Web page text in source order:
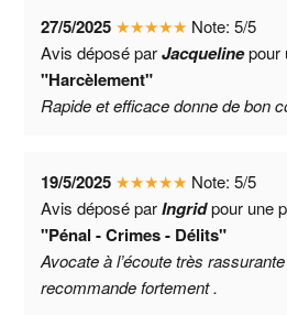
27/5/2025 ★★★★★ Note:5/5
Avis déposé parJacquelinepour
"Harcèlement"
Rapide et efficace donne de bon
19/5/2025 ★★★★★ Note:5/5
Avis déposé parIngridpour une
"Pénal - Crimes - Délits"
Avocate à l’écoute très
recommande fortement .